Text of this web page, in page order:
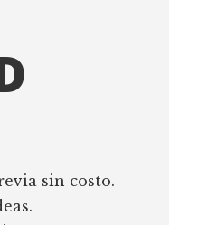
sin costo.